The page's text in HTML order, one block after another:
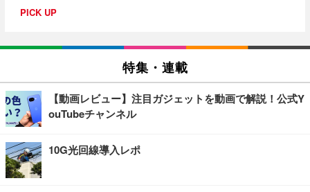
PICK UP
特集・連載
【動画レビュー】注目ガジェットを動画で解説！公式Y
ouTubeチャンネル
10G光回線導入レポ